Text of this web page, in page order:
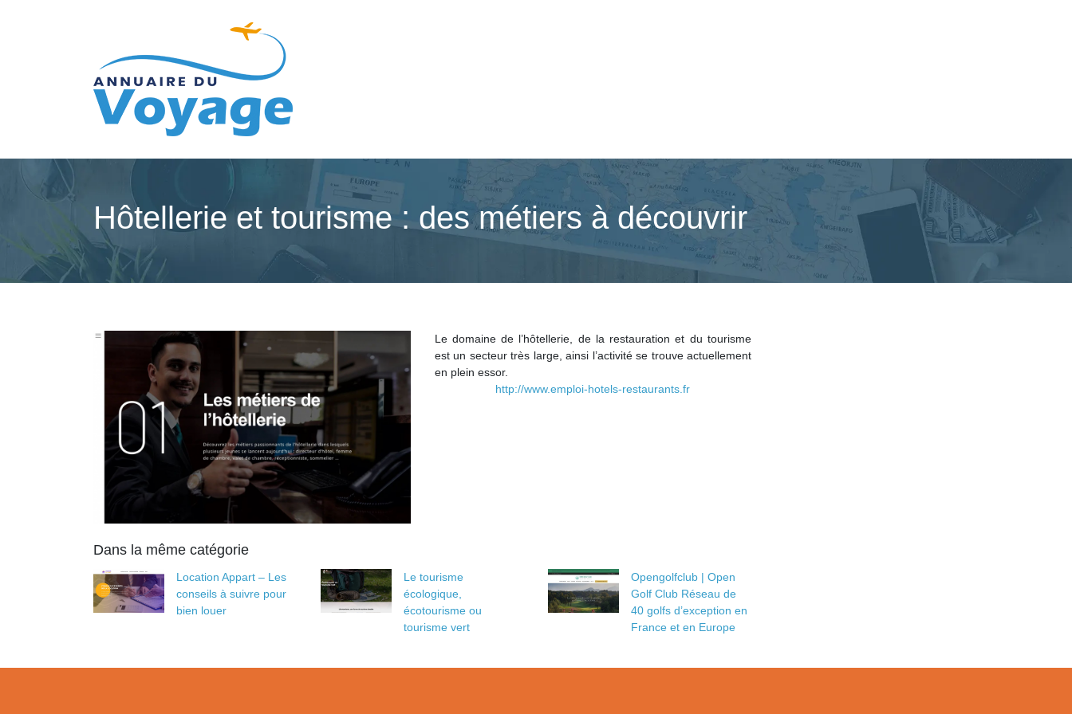
Hôtellerie et tourisme : des métiers à découvrir
Le domaine de l’hôtellerie, de la restauration et du tourisme
est un secteur très large, ainsi l’activité se trouve actuellement
en plein essor.
http://www.emploi-hotels-restaurants.fr
Dans la même catégorie
Location Appart – Les
conseils à suivre pour
bien louer
Le tourisme
écologique,
écotourisme ou
tourisme vert
Opengolfclub | Open
Golf Club Réseau de
40 golfs d’exception en
France et en Europe